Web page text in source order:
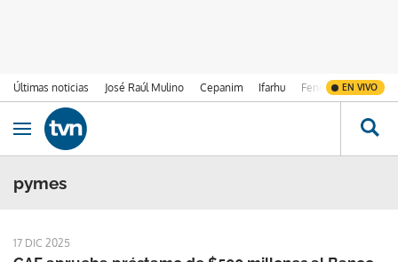
Últimas noticias José Raúl Mulino Cepanim Ifarhu Fenómeno de El
EN VIVO
Ir al contenido
Obrir navegació
pymes
17 DIC 2025